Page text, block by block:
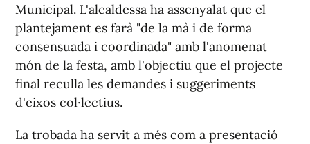
Municipal. L'alcaldessa ha assenyalat que el
plantejament es farà "de la mà i de forma
consensuada i coordinada" amb l'anomenat
món de la festa, amb l'objectiu que el projecte
final reculla les demandes i suggeriments
d'eixos col·lectius.
La trobada ha servit a més com a presentació